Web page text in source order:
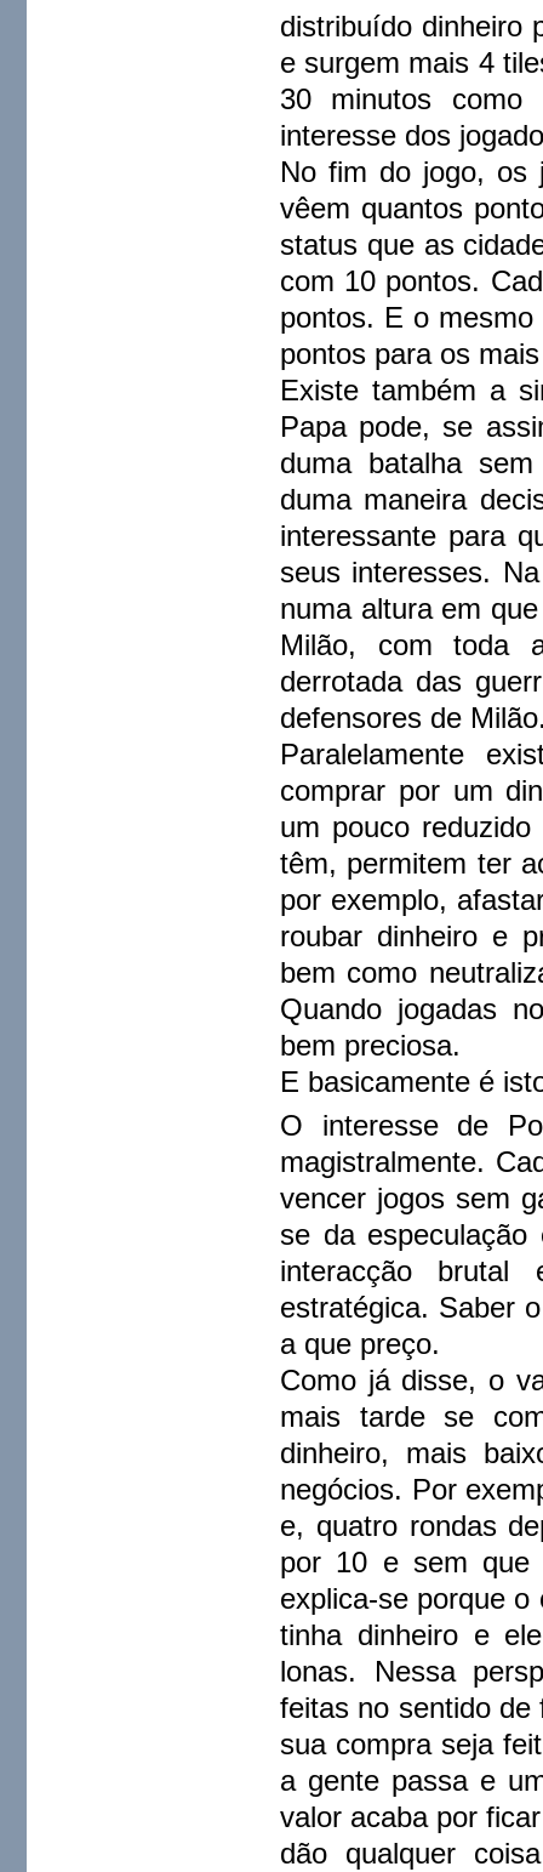
distribuído dinheiro
e surgem mais 4
30 minutos
interesse dos
No fim do jogo, os
vêem quantos
status que as
com 10 pontos.
pontos. E o
pontos para os
Existe também a
Papa pode, se
duma batalha
duma maneira
interessante para
seus interesses.
numa altura em
Milão, com toda
derrotada das
defensores de
Paralelamente
comprar por um
um pouco
têm, permitem ter
por exemplo,
roubar dinheiro e
bem como
Quando jogadas
bem preciosa.
E basicamente é
O interesse de
magistralmente.
vencer jogos sem
se da
interacção
estratégica. Saber
a que preço.
Como já disse, o
mais tarde se
dinheiro, mais
negócios. Por
e, quatro rondas
por 10 e sem que
explica-se porque
tinha dinheiro e
lonas. Nessa
feitas no sentido
sua compra seja
a gente passa e
valor acaba por
dão qualquer